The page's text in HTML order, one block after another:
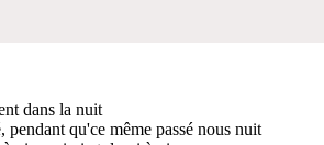
dans la nuit
pendant qu'ce même passé nous nuit